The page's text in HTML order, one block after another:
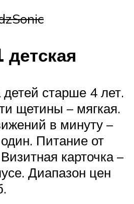
детская
старше 4 лет.
щетины – мягкая.
в минуту –
Питание от
карточка –
Диапазон цен